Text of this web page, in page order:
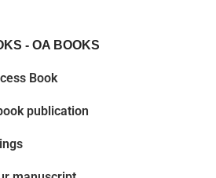
- OA BOOKS
Book
publication